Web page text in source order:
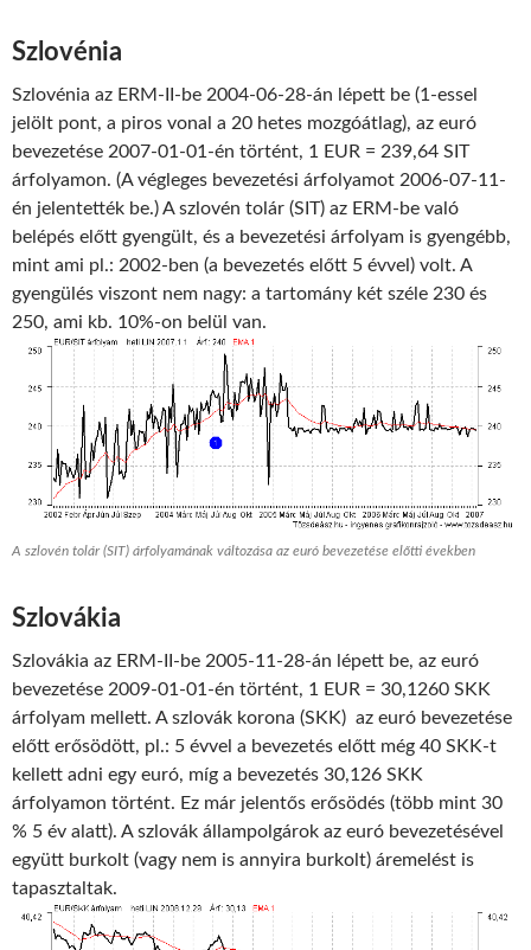
Szlovénia
Szlovénia az ERM-II-be 2004-06-28-án lépett be (1-essel
jelölt pont, a piros vonal a 20 hetes mozgóátlag), az euró
bevezetése 2007-01-01-én történt, 1 EUR = 239,64 SIT
árfolyamon. (A végleges bevezetési árfolyamot 2006-07-11-
én jelentették be.) A szlovén tolár (SIT) az ERM-be való
belépés előtt gyengült, és a bevezetési árfolyam is gyengébb,
mint ami pl.: 2002-ben (a bevezetés előtt 5 évvel) volt. A
gyengülés viszont nem nagy: a tartomány két széle 230 és
250, ami kb. 10%-on belül van.
A szlovén tolár (SIT) árfolyamának változása az euró bevezetése előtti években
Szlovákia
Szlovákia az ERM-II-be 2005-11-28-án lépett be, az euró
bevezetése 2009-01-01-én történt, 1 EUR = 30,1260 SKK
árfolyam mellett. A szlovák korona (SKK) az euró bevezetése
előtt erősödött, pl.: 5 évvel a bevezetés előtt még 40 SKK-t
kellett adni egy euró, míg a bevezetés 30,126 SKK
árfolyamon történt. Ez már jelentős erősödés (több mint 30
% 5 év alatt). A szlovák állampolgárok az euró bevezetésével
együtt burkolt (vagy nem is annyira burkolt) áremelést is
tapasztaltak.